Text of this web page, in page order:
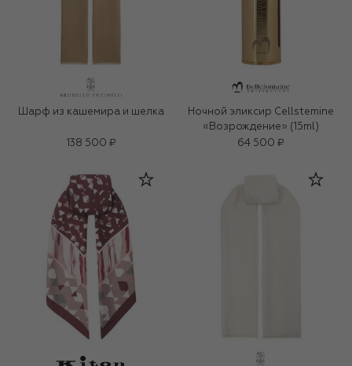
Шарф из кашемира и шелка
138 500 ₽
Ночной эликсир Cellstemine
«Возрождение» (15ml)
64 500 ₽